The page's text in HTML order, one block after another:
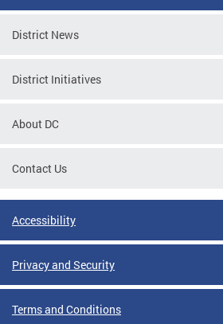
District News
District Initiatives
About DC
Contact Us
Accessibility
Privacy and Security
Terms and Conditions